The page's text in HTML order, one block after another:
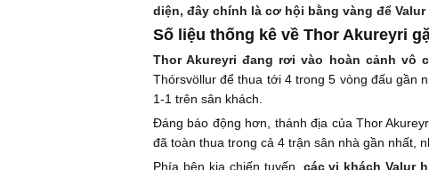
diện, đây chính là cơ hội bằng vàng để
Số liệu thống kê về Thor Akureyri
Thor Akureyri đang rơi vào hoàn cảnh vô
Thórsvöllur để thua tới 4 trong 5 vòng đấu gần
1-1 trên sân khách.
Đáng báo động hơn, thánh địa của Thor
đã toàn thua trong cả 4 trận sân nhà gần nhất,
Phía bên kia chiến tuyến, các vị khách Valur